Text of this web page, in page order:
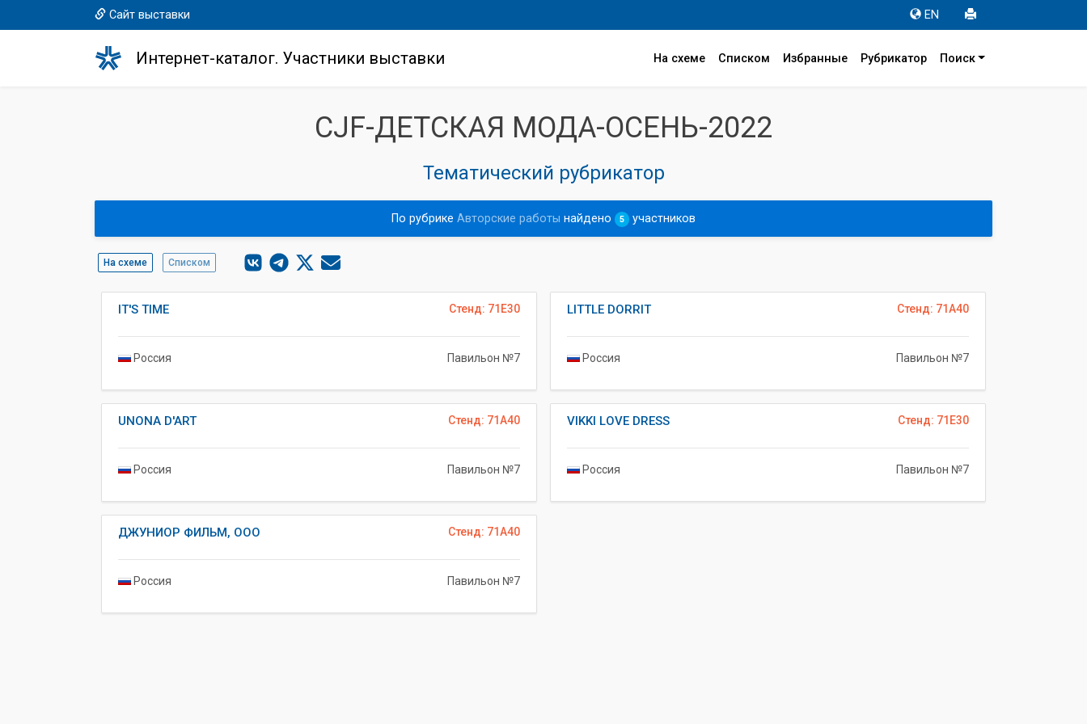
Сайт выставки EN
Интернет-каталог. Участники выставки На схеме Списком Избранные Рубрикатор Поиск
CJF-ДЕТСКАЯ МОДА-ОСЕНЬ-2022
Тематический рубрикатор
По рубрике Авторские работы найдено 5 участников
На схеме Списком
Стенд: 71E30
IT'S TIME
Россия Павильон №7
Стенд: 71A40
LITTLE DORRIT
Россия Павильон №7
Стенд: 71A40
UNONA D'ART
Россия Павильон №7
Стенд: 71E30
VIKKI LOVE DRESS
Россия Павильон №7
Стенд: 71A40
ДЖУНИОР ФИЛЬМ, ООО
Россия Павильон №7